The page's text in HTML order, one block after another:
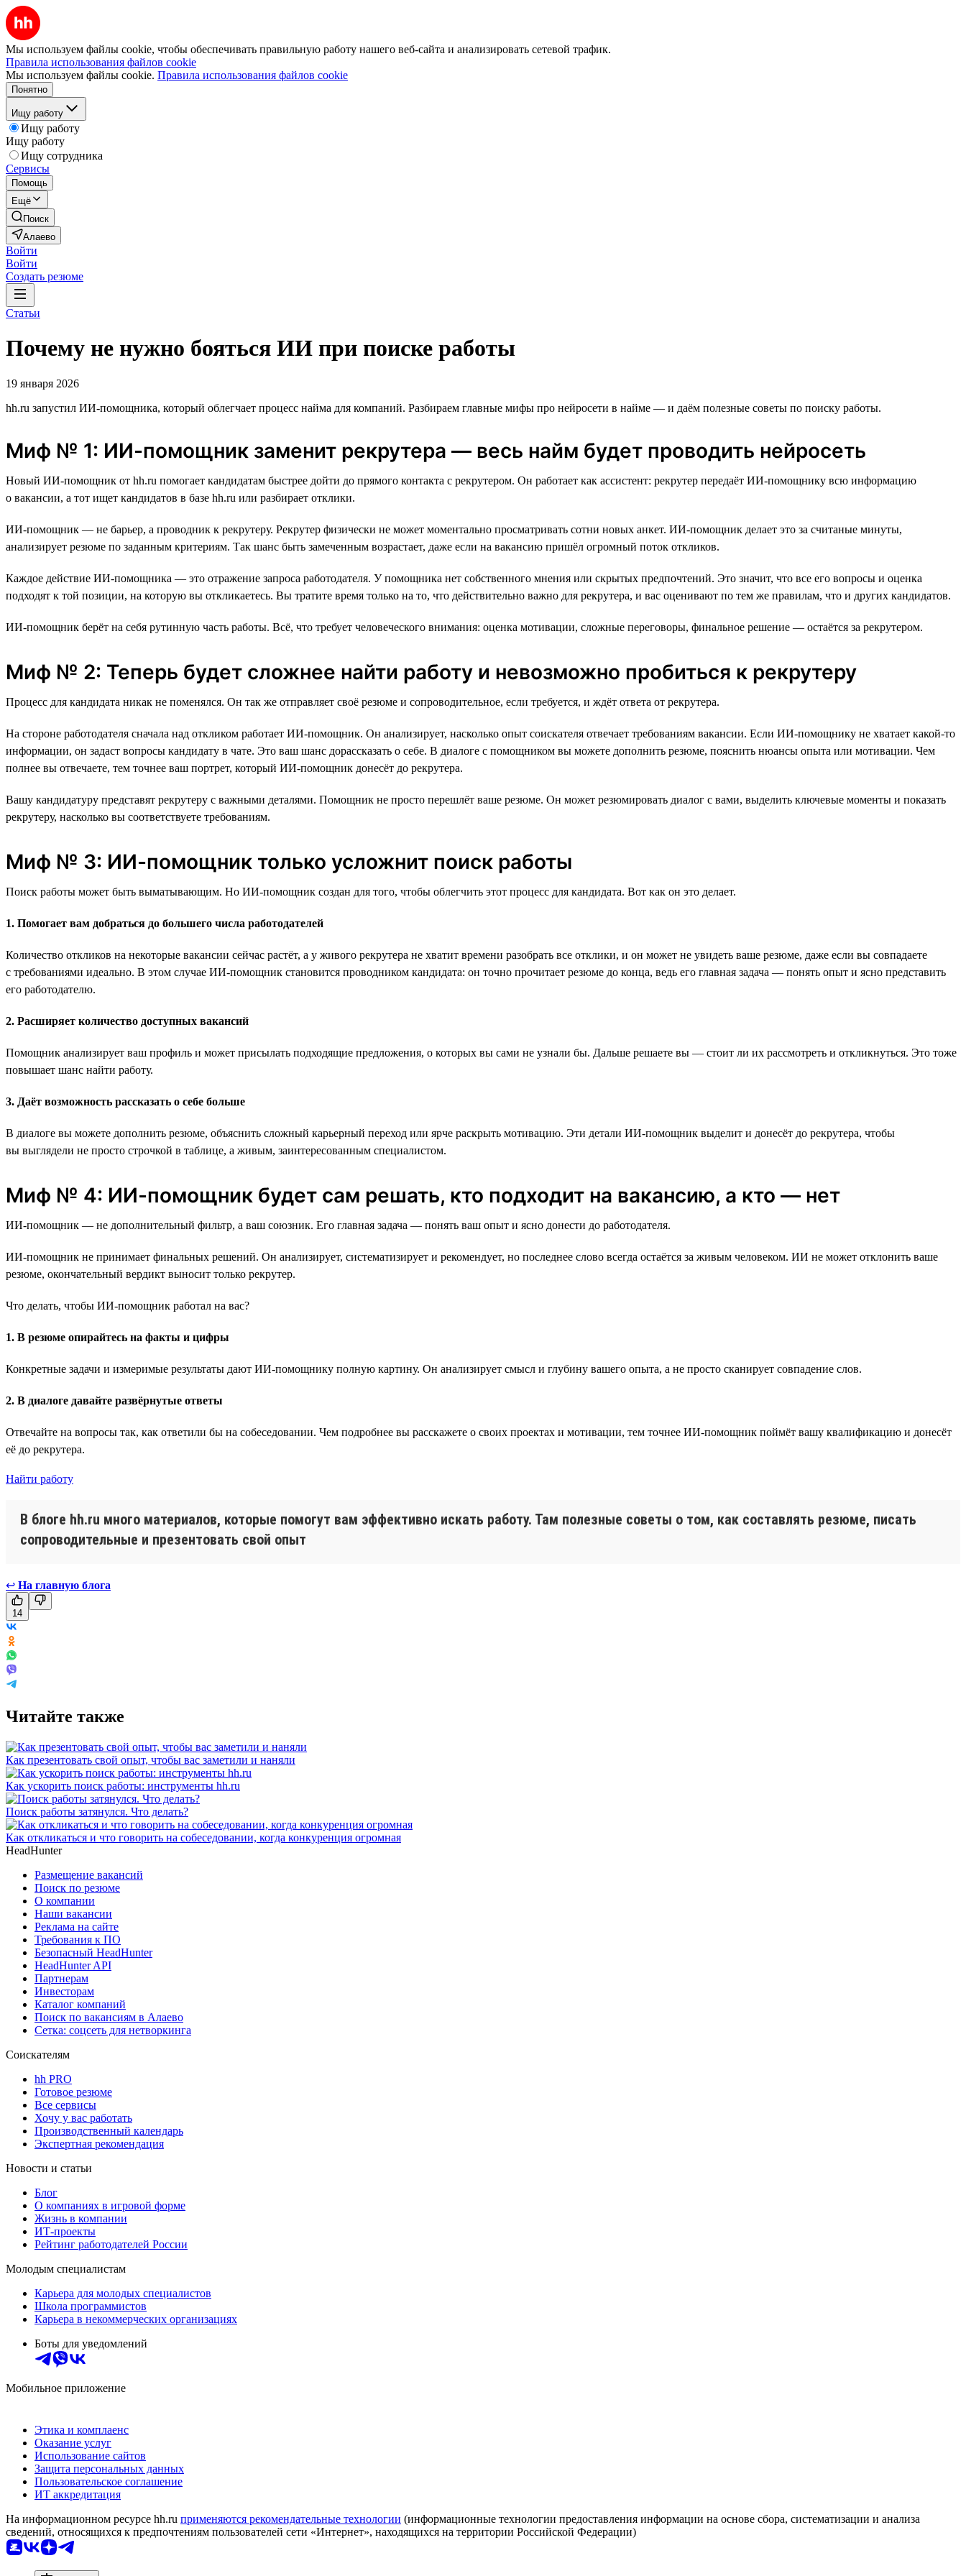
Мы используем файлы cookie, чтобы обеспечивать правильную работу нашего веб-сайта и анализировать сетевой трафик.
Правила использования файлов cookie
Мы используем файлы cookie. Правила использования файлов cookie
Понятно
Ищу работу
Ищу работу
Ищу работу
Ищу сотрудника
Сервисы
Помощь
Ещё
Поиск
Алаево
Войти
Войти
Создать резюме
Статьи
Почему не нужно бояться ИИ при поиске работы
19 января 2026
hh.ru запустил ИИ-помощника, который облегчает процесс найма для компаний. Разбираем главные мифы про нейросети в найме — и даём полезные советы по поиску работы.
Миф № 1: ИИ-помощник заменит рекрутера — весь найм будет проводить нейросеть
Новый ИИ-помощник от hh.ru помогает кандидатам быстрее дойти до прямого контакта с рекрутером. Он работает как ассистент: рекрутер передаёт ИИ-помощнику всю информацию
о вакансии, а тот ищет кандидатов в базе hh.ru или разбирает отклики.
ИИ-помощник — не барьер, а проводник к рекрутеру. Рекрутер физически не может моментально просматривать сотни новых анкет. ИИ-помощник делает это за считаные минуты,
анализирует резюме по заданным критериям. Так шанс быть замеченным возрастает, даже если на вакансию пришёл огромный поток откликов.
Каждое действие ИИ-помощника — это отражение запроса работодателя. У помощника нет собственного мнения или скрытых предпочтений. Это значит, что все его вопросы и оценка
подходят к той позиции, на которую вы откликаетесь. Вы тратите время только на то, что действительно важно для рекрутера, и вас оценивают по тем же правилам, что и других кандидатов.
ИИ-помощник берёт на себя рутинную часть работы. Всё, что требует человеческого внимания: оценка мотивации, сложные переговоры, финальное решение — остаётся за рекрутером.
Миф № 2: Теперь будет сложнее найти работу и невозможно пробиться к рекрутеру
Процесс для кандидата никак не поменялся. Он так же отправляет своё резюме и сопроводительное, если требуется, и ждёт ответа от рекрутера.
На стороне работодателя сначала над откликом работает ИИ-помощник. Он анализирует, насколько опыт соискателя отвечает требованиям вакансии. Если ИИ-помощнику не хватает какой-то
информации, он задаст вопросы кандидату в чате. Это ваш шанс дорассказать о себе. В диалоге с помощником вы можете дополнить резюме, пояснить нюансы опыта или мотивации. Чем
полнее вы отвечаете, тем точнее ваш портрет, который ИИ-помощник донесёт до рекрутера.
Вашу кандидатуру представят рекрутеру с важными деталями. Помощник не просто перешлёт ваше резюме. Он может резюмировать диалог с вами, выделить ключевые моменты и показать
рекрутеру, насколько вы соответствуете требованиям.
Миф № 3: ИИ-помощник только усложнит поиск работы
Поиск работы может быть выматывающим. Но ИИ-помощник создан для того, чтобы облегчить этот процесс для кандидата. Вот как он это делает.
1. Помогает вам добраться до большего числа работодателей
Количество откликов на некоторые вакансии сейчас растёт, а у живого рекрутера не хватит времени разобрать все отклики, и он может не увидеть ваше резюме, даже если вы совпадаете
с требованиями идеально. В этом случае ИИ-помощник становится проводником кандидата: он точно прочитает резюме до конца, ведь его главная задача — понять опыт и ясно представить
его работодателю.
2. Расширяет количество доступных вакансий
Помощник анализирует ваш профиль и может присылать подходящие предложения, о которых вы сами не узнали бы. Дальше решаете вы — стоит ли их рассмотреть и откликнуться. Это тоже
повышает шанс найти работу.
3. Даёт возможность рассказать о себе больше
В диалоге вы можете дополнить резюме, объяснить сложный карьерный переход или ярче раскрыть мотивацию. Эти детали ИИ-помощник выделит и донесёт до рекрутера, чтобы
вы выглядели не просто строчкой в таблице, а живым, заинтересованным специалистом.
Миф № 4: ИИ-помощник будет сам решать, кто подходит на вакансию, а кто — нет
ИИ-помощник — не дополнительный фильтр, а ваш союзник. Его главная задача — понять ваш опыт и ясно донести до работодателя.
ИИ-помощник не принимает финальных решений. Он анализирует, систематизирует и рекомендует, но последнее слово всегда остаётся за живым человеком. ИИ не может отклонить ваше
резюме, окончательный вердикт выносит только рекрутер.
Что делать, чтобы ИИ-помощник работал на вас?
1. В резюме опирайтесь на факты и цифры
Конкретные задачи и измеримые результаты дают ИИ-помощнику полную картину. Он анализирует смысл и глубину вашего опыта, а не просто сканирует совпадение слов.
2. В диалоге давайте развёрнутые ответы
Отвечайте на вопросы так, как ответили бы на собеседовании. Чем подробнее вы расскажете о своих проектах и мотивации, тем точнее ИИ-помощник поймёт вашу квалификацию и донесёт
её до рекрутера.
Найти работу
В блоге hh.ru много материалов, которые помогут вам эффективно искать работу. Там полезные советы о том, как составлять резюме, писать
сопроводительные и презентовать свой опыт
↩ На главную блога
14
Читайте также
Как презентовать свой опыт, чтобы вас заметили и наняли
Как ускорить поиск работы: инструменты hh.ru
Поиск работы затянулся. Что делать?
Как откликаться и что говорить на собеседовании, когда конкуренция огромная
HeadHunter
Размещение вакансий
Поиск по резюме
О компании
Наши вакансии
Реклама на сайте
Требования к ПО
Безопасный HeadHunter
HeadHunter API
Партнерам
Инвесторам
Каталог компаний
Поиск по вакансиям в Алаево
Сетка: соцсеть для нетворкинга
Соискателям
hh PRO
Готовое резюме
Все сервисы
Хочу у вас работать
Производственный календарь
Экспертная рекомендация
Новости и статьи
Блог
О компаниях в игровой форме
Жизнь в компании
ИТ-проекты
Рейтинг работодателей России
Молодым специалистам
Карьера для молодых специалистов
Школа программистов
Карьера в некоммерческих организациях
Боты для уведомлений
Мобильное приложение
Этика и комплаенс
Оказание услуг
Использование сайтов
Защита персональных данных
Пользовательское соглашение
ИТ аккредитация
На информационном ресурсе hh.ru применяются рекомендательные технологии (информационные технологии предоставления информации на основе сбора, систематизации и анализа
сведений, относящихся к предпочтениям пользователей сети «Интернет», находящихся на территории Российской Федерации)